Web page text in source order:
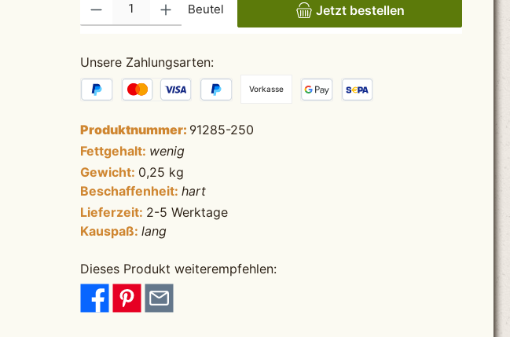
Beutel Jetzt bestellen
Unsere Zahlungsarten:
Vorkasse
Produktnummer: 91285-250
Fettgehalt: wenig
Gewicht: 0,25 kg
Beschaffenheit:hart
Lieferzeit: 2-5 Werktage
Kauspaß:lang
Dieses Produkt weiterempfehlen: